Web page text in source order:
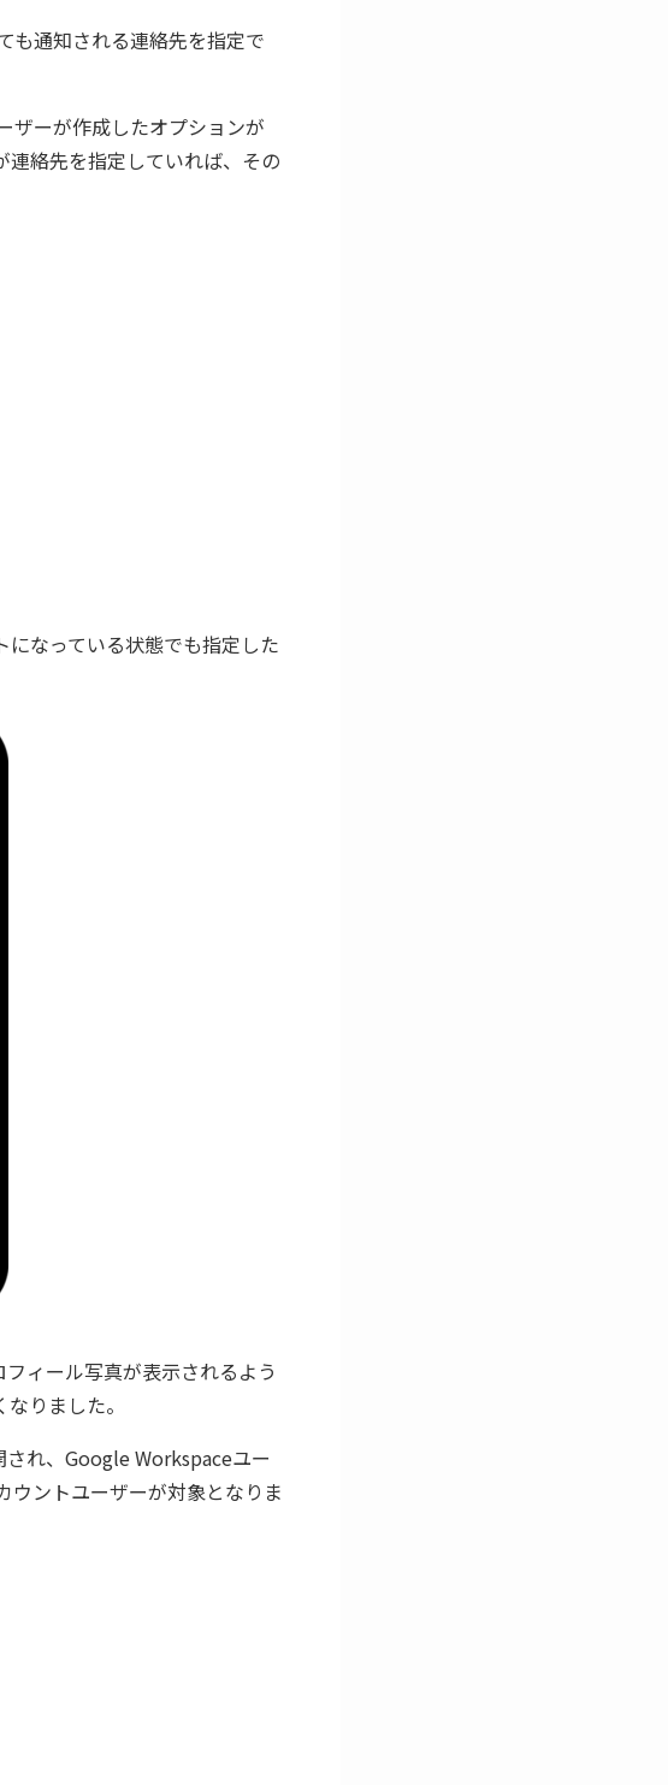
も通知される連絡先を指定で
ザーが作成したオプションが
絡先を指定していれば、その
なっている状態でも指定した
ィール写真が表示されるよう
りました。
れ、Google Workspaceユー
ントユーザーが対象となりま